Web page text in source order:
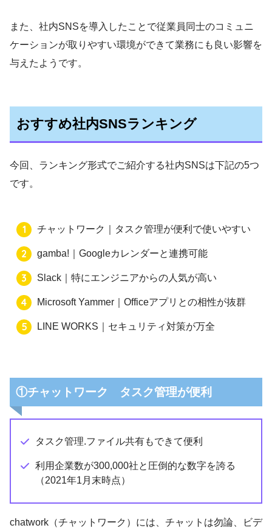
また、社内SNSを導入したことで従業員同士のコミュニ
ケーションが取りやすい環境ができて業務にも良い影響を
与えたようです。
おすすめ社内SNSランキング
今回、ランキング形式でご紹介する社内SNSは下記の5つ
です。
チャットワーク｜タスク管理が便利で使いやすい
gamba!｜Googleカレンダーと連携可能
Slack｜特にエンジニアからの人気が高い
Microsoft Yammer｜Officeアプリとの相性が抜群
LINE WORKS｜セキュリティ対策が万全
①チャットワーク タスク管理が便利
タスク管理.ファイル共有もできて便利
利用企業数が300,000社と圧倒的な数字を誇る
（2021年1月末時点）
chatwork（チャットワーク）には、チャットは勿論、ビデ